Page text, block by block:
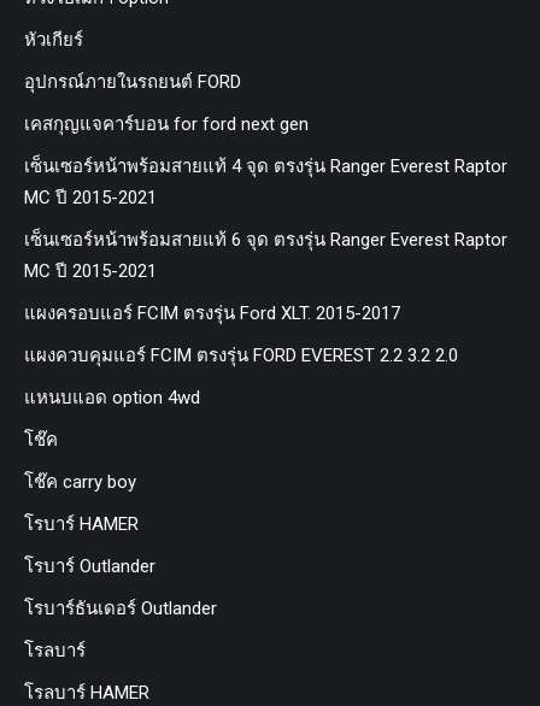
หัวเกียร์
อุปกรณ์ภายในรถยนต์ FORD
เคสกุญแจคาร์บอน for ford next gen
เซ็นเซอร์หน้าพร้อมสายแท้ 4 จุด ตรงรุ่น Ranger Everest Raptor
MC ปี 2015-2021
เซ็นเซอร์หน้าพร้อมสายแท้ 6 จุด ตรงรุ่น Ranger Everest Raptor
MC ปี 2015-2021
แผงครอบแอร์ FCIM ตรงรุ่น Ford XLT. 2015-2017
แผงควบคุมแอร์ FCIM ตรงรุ่น FORD EVEREST 2.2 3.2 2.0
แหนบแอด option 4wd
โช๊ค
โช๊ค carry boy
โรบาร์ HAMER
โรบาร์ Outlander
โรบาร์ธันเดอร์ Outlander
โรลบาร์
โรลบาร์ HAMER